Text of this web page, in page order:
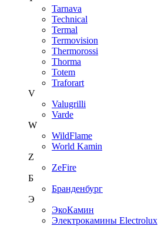
Tarnava
Technical
Termal
Termovision
Thermorossi
Thorma
Totem
Traforart
V
Valugrilli
Varde
W
WildFlame
World Kamin
Z
ZeFire
Б
Бранденбург
Э
ЭкоКамин
Электрокамины Electrolux